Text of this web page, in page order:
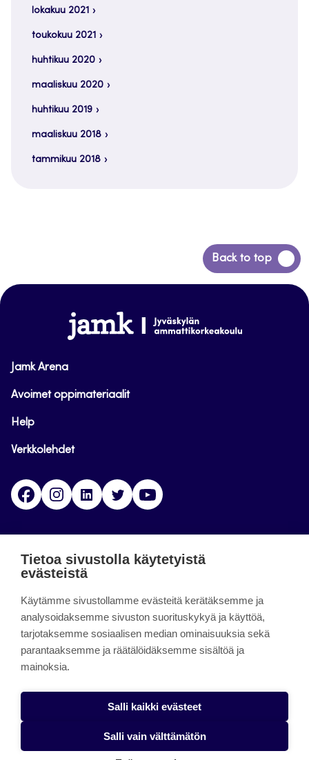
lokakuu 2021
toukokuu 2021
huhtikuu 2020
maaliskuu 2020
huhtikuu 2019
maaliskuu 2018
tammikuu 2018
Back to top
Siirry
takaisin
www.jamk.fi
Jamk Arena
Avoimet oppimateriaalit
Help
Verkkolehdet
FacebookInstagramLinkedinTwitter
päättynyt 11.9.2023.
About the site
Käyttöehdot
Alasottoilmoitus
Tietoa sivustolla käytetyistä
evästeistä
Käytämme sivustollamme evästeitä kerätäksemme ja
analysoidaksemme sivuston suorituskykyä ja käyttöä,
tarjotaksemme sosiaalisen median ominaisuuksia sekä
parantaaksemme ja räätälöidäksemme sisältöä ja
mainoksia.
Salli kaikki evästeet
Salli vain välttämätön